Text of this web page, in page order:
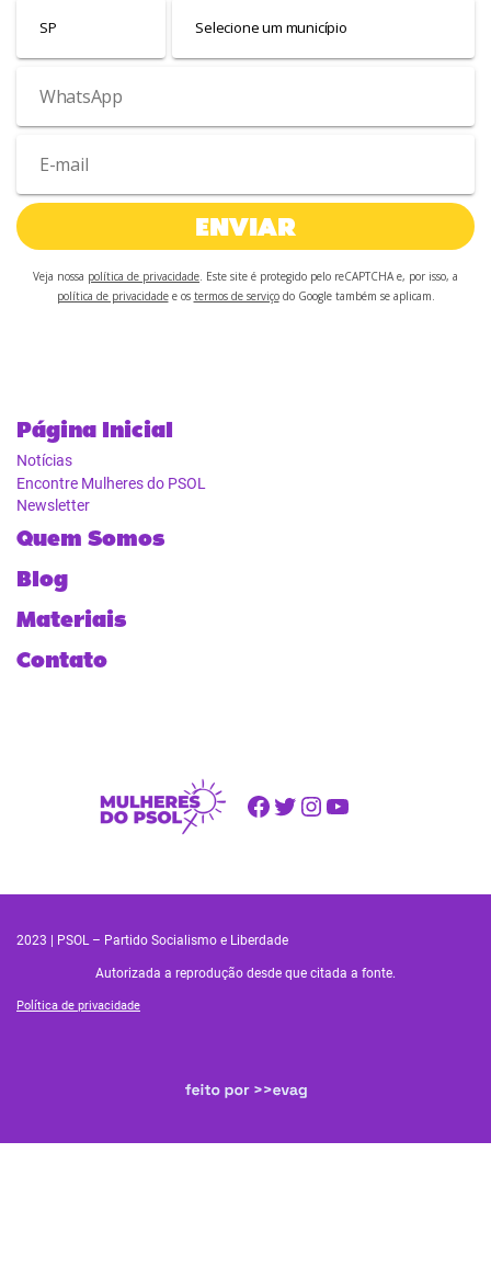
ENVIAR
Veja nossa política de privacidade . Este site é protegido pelo reCAPTCHA e, por isso, a
política de privacidadee os termos de serviçodo Google também se aplicam.
Página Inicial
Notícias
Encontre Mulheres do PSOL
Newsletter
Quem Somos
Blog
Materiais
Contato
Facebook Twitter Instagram Youtube
2023 | PSOL – Partido Socialismo e Liberdade
Autorizada a reprodução desde que citada a fonte.
Política de privacidade